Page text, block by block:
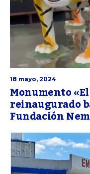
18 mayo, 2024
Monumento
reinaugurado
Fundación